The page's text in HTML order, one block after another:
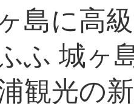
島に高
ふ 城ヶ
観光の